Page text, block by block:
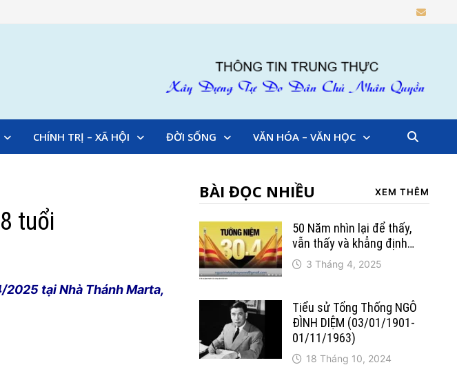
CHÍNH TRỊ – XÃ HỘI ĐỜI SỐNG VĂN HÓA – VĂN HỌC
tuổi
tại Nhà Thánh Marta,
BÀI ĐỌC NHIỀU XEM THÊM
50 Năm nhìn lại để thấy,
vẫn thấy và khẳng định…
3 Tháng 4, 2025
Tiểu sử Tổng Thống NGÔ
ĐÌNH DIỆM (03/01/1901-
01/11/1963)
18 Tháng 10, 2024